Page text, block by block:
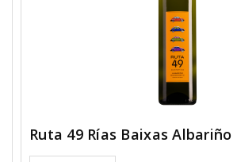
Ruta 49 Rías Baixas Albariño